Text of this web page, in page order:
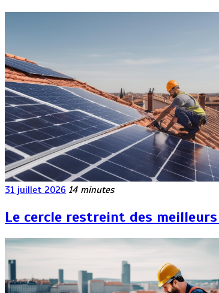
31 juillet 2026 14 minutes
Le cercle restreint des